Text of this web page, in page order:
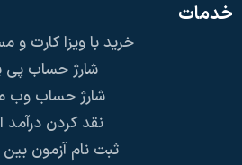
خدمات
خرید با ویزا کارت و
شارژ حساب پی
شارژ حساب وب
نقد کردن درآمد
ثبت نام آزمون بین